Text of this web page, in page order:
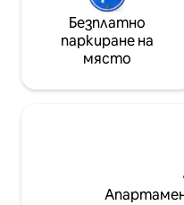
Безплатно
паркиране на
място